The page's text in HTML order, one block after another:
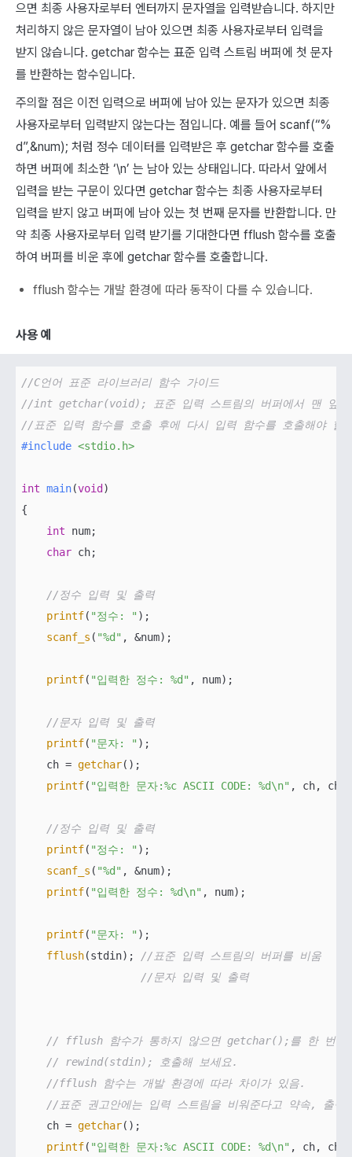
으면 최종 사용자로부터 엔터까지 문자열을 입력받습니다. 하지만
처리하지 않은 문자열이 남아 있으면 최종 사용자로부터 입력을
받지 않습니다. getchar 함수는 표준 입력 스트림 버퍼에 첫 문자
를 반환하는 함수입니다.
주의할 점은 이전 입력으로 버퍼에 남아 있는 문자가 있으면 최종
사용자로부터 입력받지 않는다는 점입니다. 예를 들어 scanf(“%
d”,&num); 처럼 정수 데이터를 입력받은 후 getchar 함수를 호출
하면 버퍼에 최소한 ‘\n’ 는 남아 있는 상태입니다. 따라서 앞에서
입력을 받는 구문이 있다면 getchar 함수는 최종 사용자로부터
입력을 받지 않고 버퍼에 남아 있는 첫 번째 문자를 반환합니다. 만
약 최종 사용자로부터 입력 받기를 기대한다면 fflush 함수를 호출
하여 버퍼를 비운 후에 getchar 함수를 호출합니다.
fflush 함수는 개발 환경에 따라 동작이 다를 수 있습니다.
사용 예
//C언어 표준 라이브러리 함수 가이드
//int getchar(void); 표준 입력 스트림의 버퍼에서 맨 앞의
//표준 입력 함수를 호출 후에 다시 입력 함수를 호출해야 할
#include <stdio.h>
int main(void )
{
int num;
char ch;
//정수 입력 및 출력
printf( "정수: " );
scanf_s ( "%d" , &num);
printf( "입력한 정수: %d" , num);
//문자 입력 및 출력
printf( "문자: " );
    ch =
getchar();
printf( "입력한 문자:%c ASCII CODE: %d\n" , ch, ch);
//정수 입력 및 출력
printf( "정수: " );
scanf_s ( "%d" , &num);
printf( "입력한 정수: %d\n" , num);
printf( "문자: " );
fflush(stdin);
//표준 입력 스트림의 버퍼를 비움
//문자 입력 및 출력
// fflush 함수가 통하지 않으면 getchar();를 한 번 더
// rewind(stdin); 호출해 보세요.
//fflush 함수는 개발 환경에 따라 차이가 있음.
//표준 권고안에는 입력 스트림을 비워준다고 약속, 출력
    ch =
getchar();
printf( "입력한 문자:%c ASCII CODE: %d\n" , ch, ch);